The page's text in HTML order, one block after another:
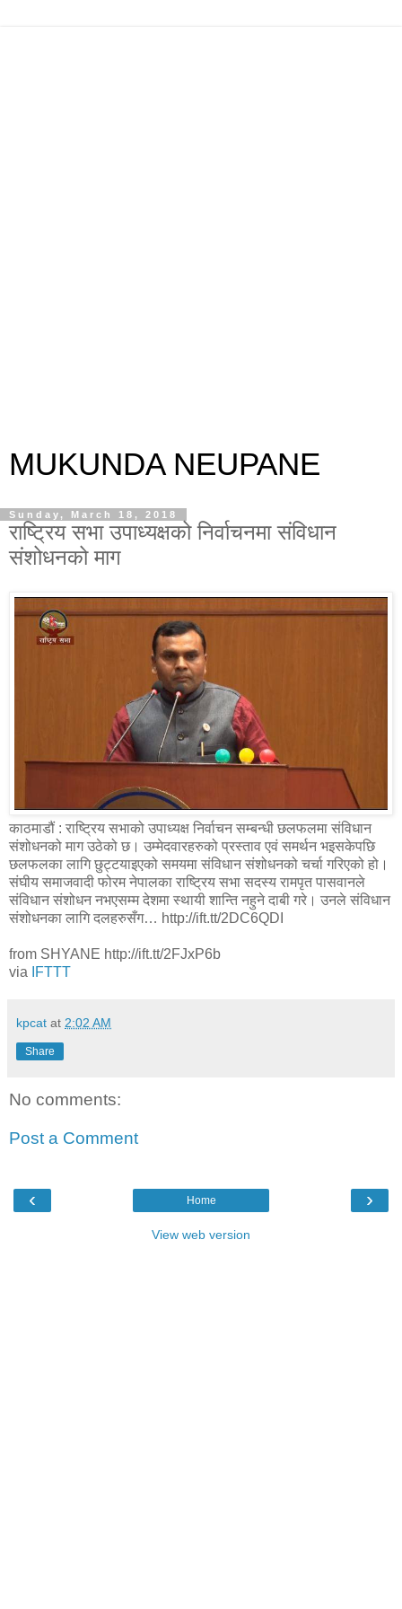
MUKUNDA NEUPANE
Sunday, March 18, 2018
राष्ट्रिय सभा उपाध्यक्षको निर्वाचनमा संविधान
संशोधनको माग
काठमाडौं : राष्ट्रिय सभाको उपाध्यक्ष निर्वाचन सम्बन्धी छलफलमा संविधान
संशोधनको माग उठेको छ। उम्मेदवारहरुको प्रस्ताव एवं समर्थन भइसकेपछि
छलफलका लागि छुट्टयाइएको समयमा संविधान संशोधनको चर्चा गरिएको हो।
संघीय समाजवादी फोरम नेपालका राष्ट्रिय सभा सदस्य रामपृत पासवानले
संविधान संशोधन नभएसम्म देशमा स्थायी शान्ति नहुने दाबी गरे। उनले संविधान
संशोधनका लागि दलहरुसँग… http://ift.tt/2DC6QDI
from SHYANE http://ift.tt/2FJxP6b
via
IFTTT
kpcat at 2:02 AM
Share
No comments:
Post a Comment
‹ ›
Home
View web version